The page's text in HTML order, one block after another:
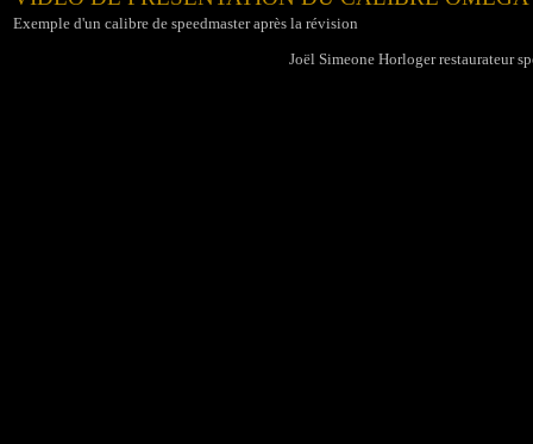
Exemple d'un calibre de speedmaster après la révision
Joël Simeone Horloger restaurateur